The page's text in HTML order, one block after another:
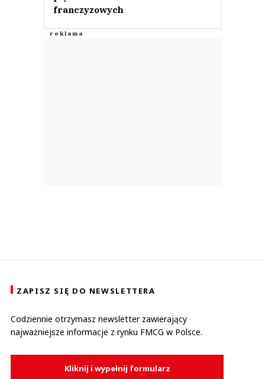
franczyzowych
ZAPISZ SIĘ DO NEWSLETTERA
Codziennie otrzymasz newsletter zawierający
najważniejsze informacje z rynku FMCG w Polsce.
Kliknij i wypełnij formularz